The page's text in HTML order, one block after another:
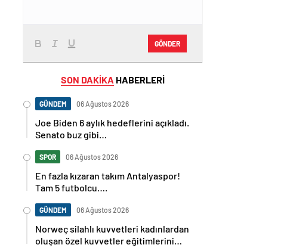
GÖNDER
SON DAKİKA HABERLERİ
GÜNDEM 06 Ağustos 2026
Joe Biden 6 aylık hedeflerini açıkladı.
Senato buz gibi…
SPOR 06 Ağustos 2026
En fazla kızaran takım Antalyaspor!
Tam 5 futbolcu….
GÜNDEM 06 Ağustos 2026
Norweç silahlı kuvvetleri kadınlardan
oluşan özel kuvvetler eğitimlerini